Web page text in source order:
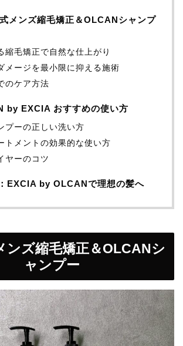
メンズ縮毛矯正＆OLCANシャンプ
縮毛矯正で自然な仕上がり
メージを最小限に抑える施術
のケア方法
by EXCIA おすすめの使い方
プーの正しい洗い方
トメントの効果的な使い方
ヤーのコツ
EXCIA by OLCANで理想の髪へ
ンズ縮毛矯正＆OLCANシ
ャンプー